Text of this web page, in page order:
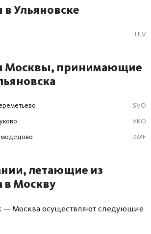
Ульяновске
ULV
Москвы, принимающие
SVO
VKO
DME
летающие из
в Москву
— Москва осуществляют следующие